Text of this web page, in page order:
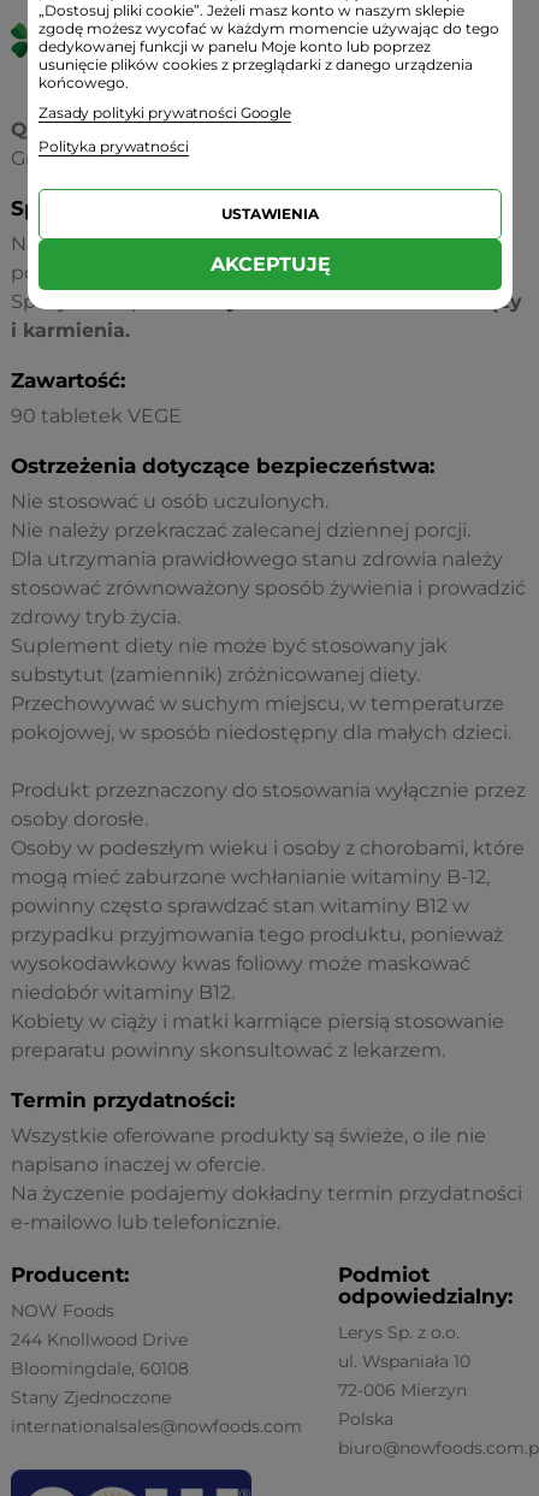
Quatrefolic®- zastrzeżony znak towarowy firmy
Gnosis SpA chroniony patentem USA 7947662.
Sposób użycia:
Należy przyjmować 1 tabletkę dziennie podczas
posiłku.
Spożywanie produktu
jest zalecane w okresie ciąży
i karmienia.
Zawartość:
90 tabletek VEGE
Ostrzeżenia dotyczące bezpieczeństwa:
Nie stosować u osób uczulonych.
Nie należy przekraczać zalecanej dziennej porcji.
Dla utrzymania prawidłowego stanu zdrowia należy
stosować zrównoważony sposób żywienia i prowadzić
zdrowy tryb życia.
Suplement diety nie może być stosowany jak
substytut (zamiennik) zróżnicowanej diety.
Przechowywać w suchym miejscu, w temperaturze
pokojowej, w sposób niedostępny dla małych dzieci.
Produkt przeznaczony do stosowania wyłącznie przez
osoby dorosłe.
Osoby w podeszłym wieku i osoby z chorobami, które
mogą mieć zaburzone wchłanianie witaminy B-12,
powinny często sprawdzać stan witaminy B12 w
przypadku przyjmowania tego produktu, ponieważ
wysokodawkowy kwas foliowy może maskować
niedobór witaminy B12.
Kobiety w ciąży i matki karmiące piersią stosowanie
preparatu powinny skonsultować z lekarzem.
Termin przydatności:
Wszystkie oferowane produkty są świeże, o ile nie
napisano inaczej w ofercie.
Na życzenie podajemy dokładny termin przydatności
e-mailowo lub telefonicznie.
Producent:
NOW Foods
244 Knollwood Drive
Bloomingdale, 60108
Stany Zjednoczone
internationalsales@nowfoods.com
Podmiot
odpowiedzialny:
Lerys Sp. z o.o.
ul. Wspaniała 10
72-006 Mierzyn
Polska
„Dostosuj pliki cookie”. Jeżeli masz konto w naszym sklepie
zgodę możesz wycofać w każdym momencie używając do tego
dedykowanej funkcji w panelu Moje konto lub poprzez
usunięcie plików cookies z przeglądarki z danego urządzenia
końcowego.
Zasady polityki prywatności Google
Polityka prywatności
USTAWIENIA
AKCEPTUJĘ